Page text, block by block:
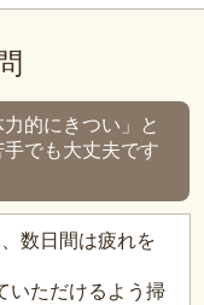
的にきつい」と
でも大丈夫です
数日間は疲れを
いただけるよう掃